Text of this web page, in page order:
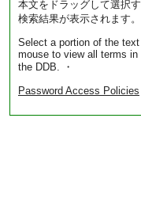
本文をドラッグして選択
検索結果が表示されます。
Select a portion of the
mouse to view all terms
the DDB. ・
Password Access Policies